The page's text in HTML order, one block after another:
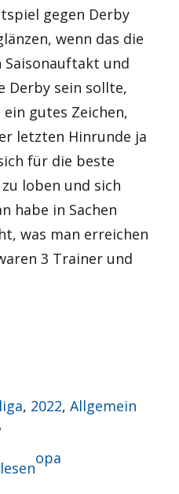
gegen Derby
wenn das die
und
Derby sein sollte,
gutes Zeichen,
letzten Hinrunde ja
für die beste
loben und sich
habe in Sachen
was man erreichen
3 Trainer und
dem Derby“
, 2022,Allgemein
Autor
opa